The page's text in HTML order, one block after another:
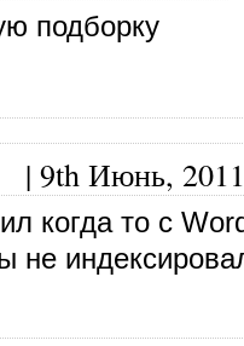
подборку
| 9th Июнь, 2011
когда то с
не